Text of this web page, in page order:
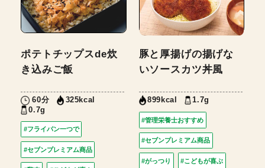
ポテトチップスde炊
き込みご飯
60分
325kcal
0.7g
#フライパン一つで
#セブンプレミアム商品
豚と厚揚げの揚げな
いソースカツ丼風
899kcal 1.7g
#管理栄養士おすすめ
#セブンプレミアム商品
#がっつり #こどもが喜ぶ